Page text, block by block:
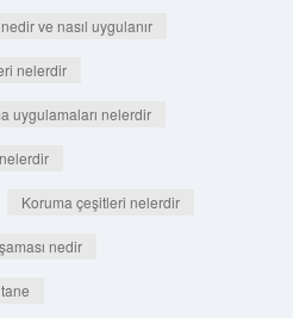
ve nasıl uygulanır
nelerdir
uygulamaları nelerdir
Koruma çeşitleri nelerdir
nedir